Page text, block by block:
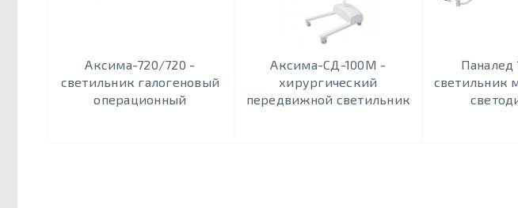
Аксима-720/720 -
светильник галогеновый
операционный
Аксима-СД-100М -
хирургический
передвижной светильник
Паналед
светильник